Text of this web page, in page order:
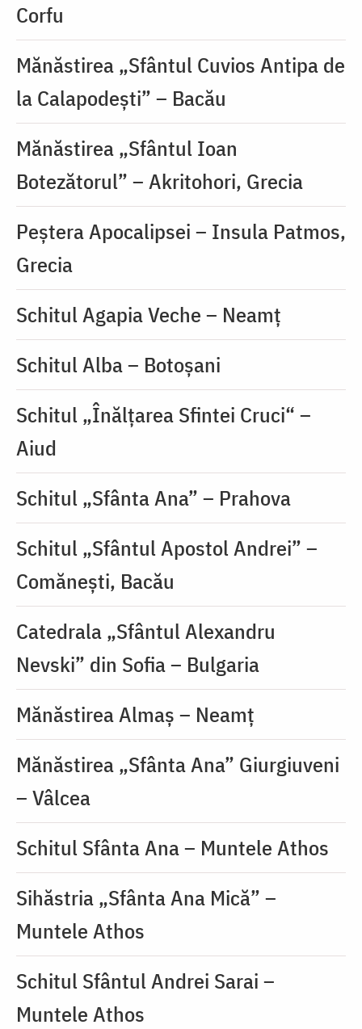
Corfu
Mănăstirea „Sfântul Cuvios Antipa de
la Calapodești” – Bacău
Mănăstirea „Sfântul Ioan
Botezătorul” – Akritohori, Grecia
Peștera Apocalipsei – Insula Patmos,
Grecia
Schitul Agapia Veche – Neamț
Schitul Alba – Botoșani
Schitul „Înălțarea Sfintei Cruci“ –
Aiud
Schitul „Sfânta Ana” – Prahova
Schitul „Sfântul Apostol Andrei” –
Comănești, Bacău
Catedrala „Sfântul Alexandru
Nevski” din Sofia – Bulgaria
Mănăstirea Almaş – Neamţ
Mănăstirea „Sfânta Ana” Giurgiuveni
– Vâlcea
Schitul Sfânta Ana – Muntele Athos
Sihăstria „Sfânta Ana Mică” –
Muntele Athos
Schitul Sfântul Andrei Sarai –
Muntele Athos